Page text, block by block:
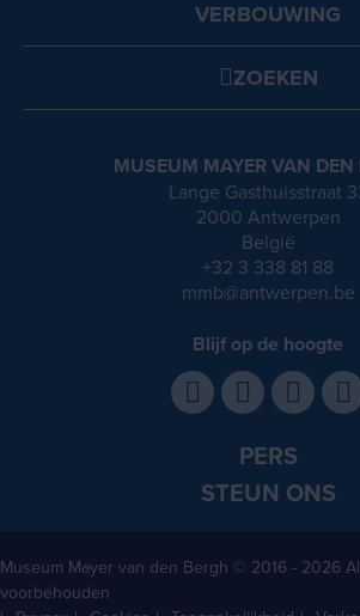
VERBOUWING
ZOEKEN
MUSEUM MAYER VAN DEN
Lange Gasthuisstraat
2000 Antwerpen
België
+32 3 338 81 88
mmb@antwerpen.be
Blijf op de hoogte
PERS
STEUN ONS
Museum Mayer van den Bergh © 2016 - 2026
voorbehouden